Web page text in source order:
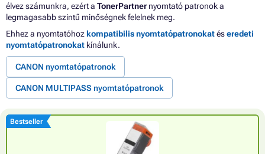
élvez számunkra, ezért a TonerPartner nyomtató patronok a
legmagasabb szintű minőségnek felelnek meg.
Ehhez a nyomtatóhoz kompatibilis nyomtatópatronokatéseredeti
nyomtatópatronokat kínálunk.
CANON nyomtatópatronok
CANON MULTIPASS nyomtatópatronok
Bestseller